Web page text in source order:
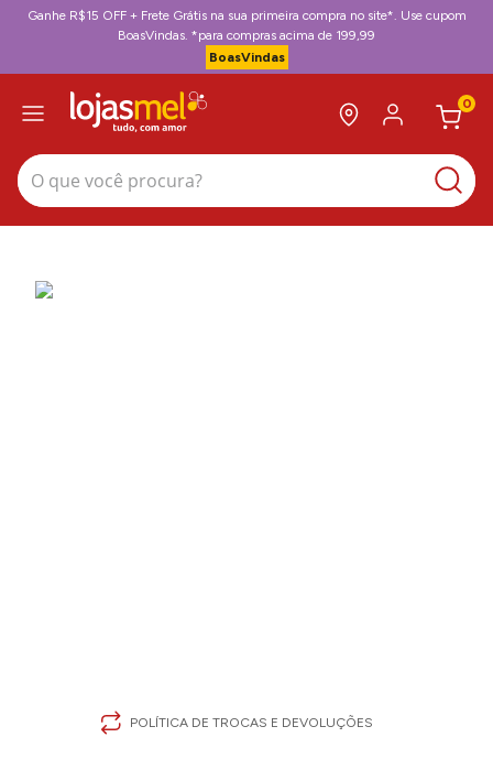
Ganhe R$15 OFF + Frete Grátis na sua primeira compra no site*. Use cupom
BoasVindas. *para compras acima de 199,99
BoasVindas
0
O que você procura?
POLÍTICA DE TROCAS E DEVOLUÇÕES